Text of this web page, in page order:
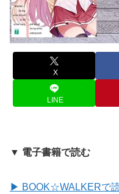
X
LINE
▼ 電子書籍で読む
▶ BOOK☆WALKERで読